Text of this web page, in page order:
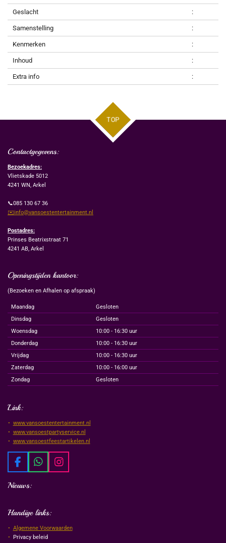
Geslacht :
Samenstelling :
Kenmerken :
Inhoud :
Extra info :
TOP
Contactgegevens:
Bezoekadres:
Vlietskade 5012
4241 WN, Arkel
📞085 130 67 36
✉️info@vansoestentertainment.nl
Postadres:
Prinses Beatrixstraat 71
4241 AB, Arkel
Openingstijden kantoor:
(Bezoeken en Afhalen op afspraak)
Maandag
Gesloten
Dinsdag
Gesloten
Woensdag
10:00 - 16:30 uur
Donderdag
10:00 - 16:30 uur
Vrijdag
10:00 - 16:30 uur
Zaterdag
10:00 - 16:00 uur
Zondag
Gesloten
Link:
www.vansoestentertainment.nl
www.vansoestpartyservice.nl
www.vansoestfeestartikelen.nl
F
a
c
o
o
k
W
h
A
p
I
n
a
Nieuws:
Handige links:
Algemene Voorwaarden
Privacy beleid